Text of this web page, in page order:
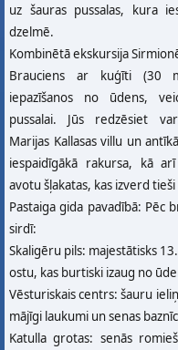
uz šauras pussalas, kura
dzelmē.
Kombinētā ekskursija
Brauciens ar kuģīti (30
iepazīšanos no ūdens,
pussalai. Jūs redzēsiet
Marijas Kallasas villu un
iespaidīgākā rakursa, kā
avotu šļakatas, kas izverd
Pastaiga gida pavadībā: Pēc
sirdī:
Skaligēru pils: majestātisks
ostu, kas burtiski izaug no
Vēsturiskais centrs: šauru
mājīgi laukumi un senas
Katulla grotas: senās